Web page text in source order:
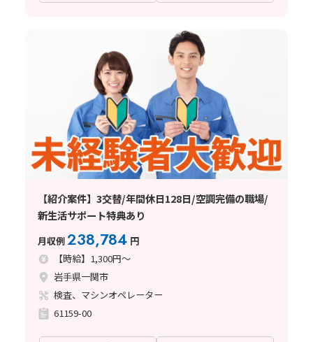
【紹介案件】3交替/年間休日128日/空調完備の職場/
新生活サポート特典あり
月収例238,784 円
【時給】1,300円～
岩手県一関市
検査、マシンオペレーター
61159-00